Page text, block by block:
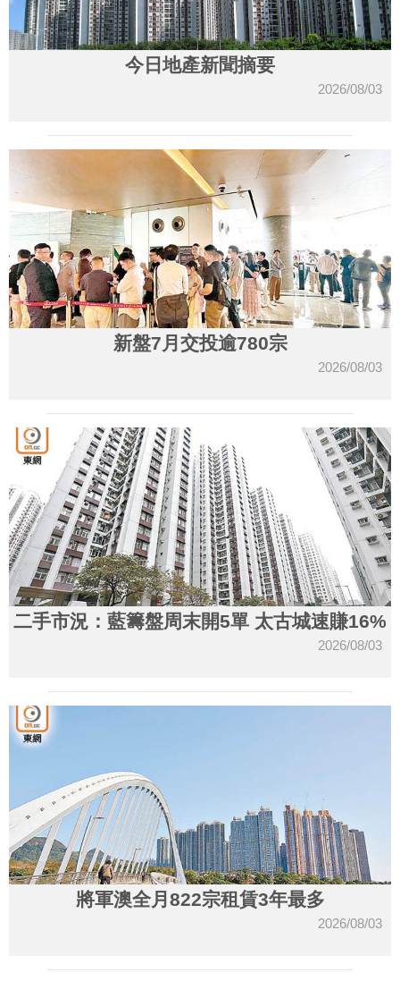
今日地產新聞摘要
2026/08/03
新盤7月交投逾780宗
2026/08/03
二手市況：藍籌盤周末開5單 太古城速賺16%
2026/08/03
將軍澳全月822宗租賃3年最多
2026/08/03